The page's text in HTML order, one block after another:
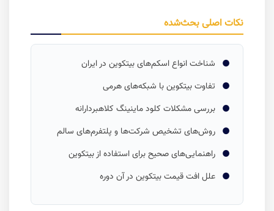
نکات اصلی بحث‌شده
شناخت انواع اسکم‌های بیتکوین در ایران
تفاوت بیتکوین با شبکه‌های هرمی
بررسی مشکلات کلود ماینینگ کلاهبردارانه
روش‌های تشخیص شرکت‌ها و پلتفرم‌های سالم
راهنمایی‌های صحیح برای استفاده از بیتکوین
علل افت قیمت بیتکوین در آن دوره